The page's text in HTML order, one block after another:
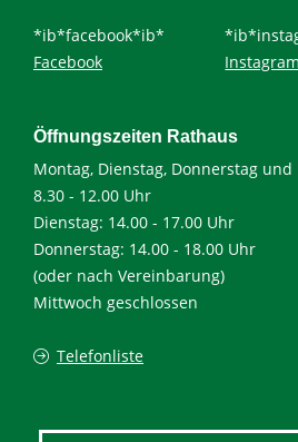
*ib*facebook*ib*
Facebook
Instagram
Öffnungszeiten Rathaus
Montag, Dienstag, Donnerstag und
8.30 - 12.00 Uhr
Dienstag: 14.00 - 17.00 Uhr
Donnerstag: 14.00 - 18.00 Uhr
(oder nach Vereinbarung)
Mittwoch geschlossen
Telefonliste